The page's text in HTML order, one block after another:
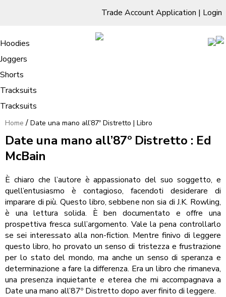
Trade Account Application | Login
Living Room
Sofas & Chairs
Cornar Sofas
Sofas
TV Units & Stands
Bedroom
Chest of Drawers
3 Drawer Chest
4 Drawer Chest
5 Drawer Chest
6 Drawer Chest
Dressing Tables Stools
Dressing Tables
Dressing Stools
Wholesale Mattresses
Mirrors
Free Standing Mirrors
Dining Room
Clothing
Hoodies
Joggers
Shorts
Tracksuits
Tracksuits
Date una mano all’87º Distretto |
Libro
Home / Date una mano all’87º Distretto | Libro
Date una mano all’87º Distretto : Ed
McBain
È chiaro che l’autore è appassionato del suo soggetto, e
quell’entusiasmo è contagioso, facendoti desiderare di
imparare di più. Questo libro, sebbene non sia di J.K. Rowling,
è una lettura solida. È ben documentato e offre una
prospettiva fresca sull’argomento. Vale la pena controllarlo
se sei interessato alla non-fiction. Mentre finivo di leggere
questo libro, ho provato un senso di tristezza e frustrazione
per lo stato del mondo, ma anche un senso di speranza e
determinazione a fare la differenza. Era un libro che rimaneva,
una presenza inquietante e eterea che mi accompagnava a
Date una mano all’87º Distretto dopo aver finito di leggere.